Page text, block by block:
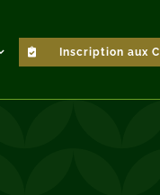
Inscription aux